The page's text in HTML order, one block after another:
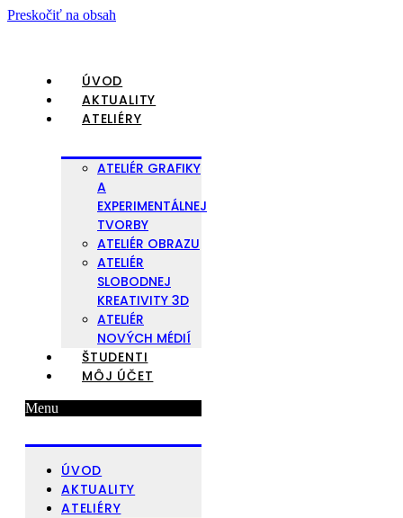
Preskočiť na obsah
ÚVOD
AKTUALITY
ATELIÉRY
ATELIÉR GRAFIKY
A
EXPERIMENTÁLNEJ
TVORBY
ATELIÉR OBRAZU
ATELIÉR
SLOBODNEJ
KREATIVITY 3D
ATELIÉR
NOVÝCH MÉDIÍ
ŠTUDENTI
MÔJ ÚČET
Menu
ÚVOD
AKTUALITY
ATELIÉRY